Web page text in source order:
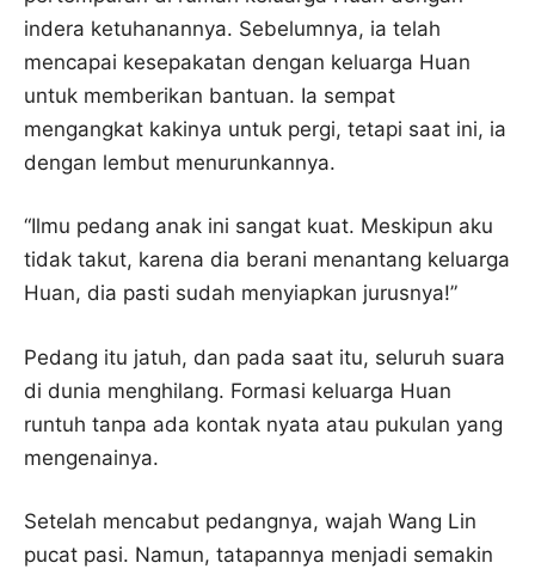
indera ketuhanannya. Sebelumnya, ia telah
mencapai kesepakatan dengan keluarga Huan
untuk memberikan bantuan. Ia sempat
mengangkat kakinya untuk pergi, tetapi saat ini, ia
dengan lembut menurunkannya.
“Ilmu pedang anak ini sangat kuat. Meskipun aku
tidak takut, karena dia berani menantang keluarga
Huan, dia pasti sudah menyiapkan jurusnya!”
Pedang itu jatuh, dan pada saat itu, seluruh suara
di dunia menghilang. Formasi keluarga Huan
runtuh tanpa ada kontak nyata atau pukulan yang
mengenainya.
Setelah mencabut pedangnya, wajah Wang Lin
pucat pasi. Namun, tatapannya menjadi semakin